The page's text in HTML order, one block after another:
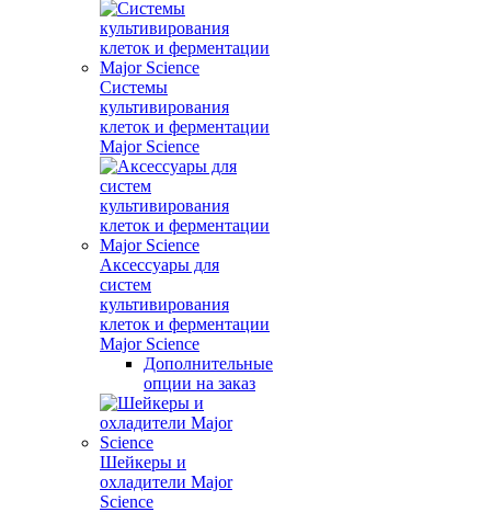
Системы
культивирования
клеток и ферментации
Major Science
Аксессуары для
систем
культивирования
клеток и ферментации
Major Science
Дополнительные
опции на заказ
Шейкеры и
охладители Major
Science